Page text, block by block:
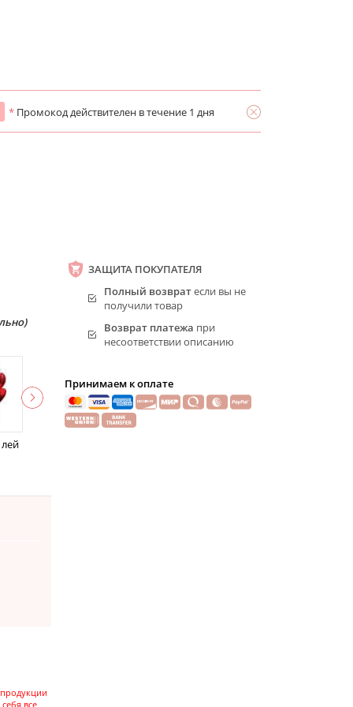
* Промокод действителен в течение 1 дня
все
ЗАЩИТА ПОКУПАТЕЛЯ
Полный возвратесли вы не
получили товар
Возврат платежа при
несоответствии описанию
Принимаем к оплате